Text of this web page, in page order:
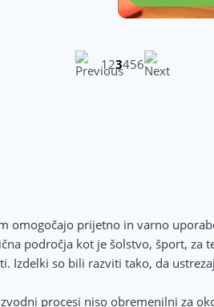
123456
omogočajo prijetno in varno
področja kot je šolstvo, šport,
Izdelki so bili razviti tako, da
procesi niso obremenilni za